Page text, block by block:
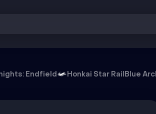
Endfield Honkai Star RailBlue